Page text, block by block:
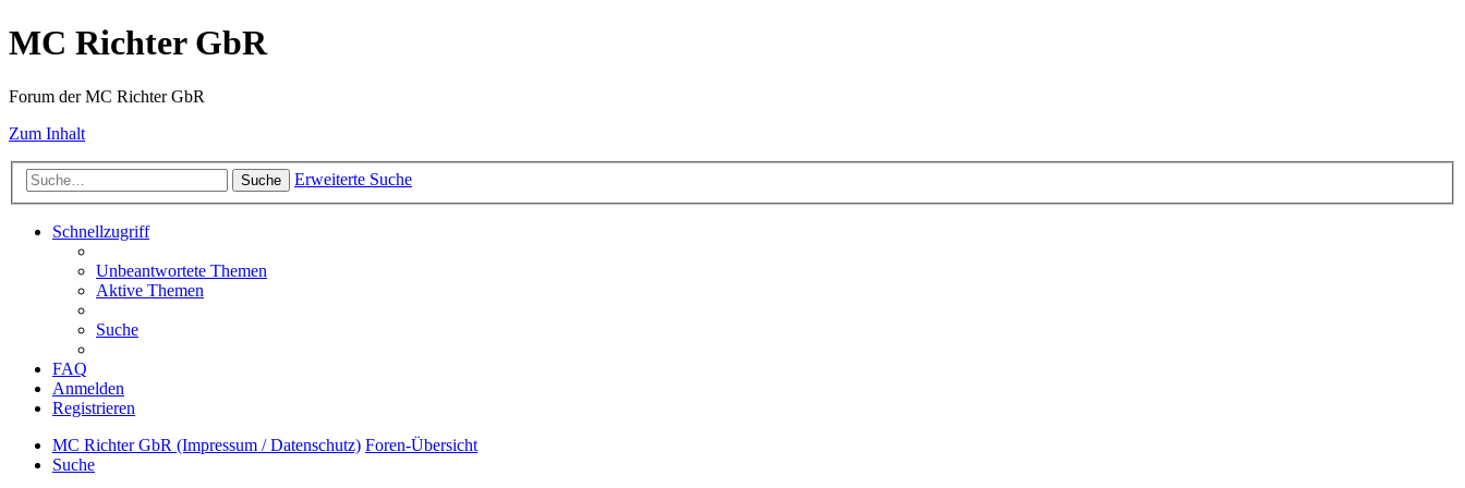
MC Richter GbR
Forum der MC Richter GbR
Zum Inhalt
Suche Erweiterte Suche
Schnellzugriff
Unbeantwortete Themen
Aktive Themen
Suche
FAQ
Anmelden
Registrieren
MC Richter GbR (Impressum / Datenschutz) Foren-Übersicht
Suche